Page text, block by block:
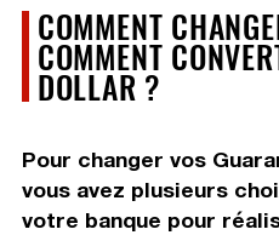
COMMENT
COMMENT
DOLLAR ?
Pour changer vos
vous avez plusieurs
votre banque pour